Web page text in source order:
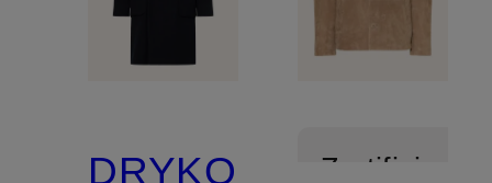
DRYKORN Zertifiziert